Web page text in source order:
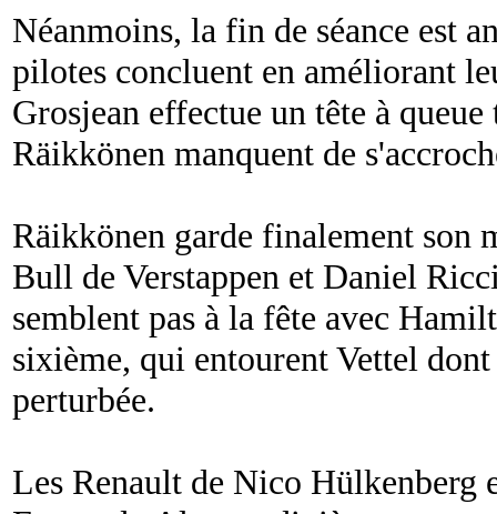
Néanmoins, la fin de séance est
pilotes concluent en améliorant
Grosjean effectue un tête à
Räikkönen manquent de
Räikkönen garde finalement son
Bull de Verstappen et Daniel
semblent pas à la fête avec
sixième, qui entourent Vettel dont
perturbée.
Les Renault de Nico Hülkenberg